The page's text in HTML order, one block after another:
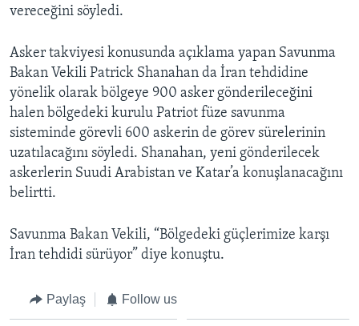
vereceğini söyledi.
Asker takviyesi konusunda açıklama yapan Savunma
Bakan Vekili Patrick Shanahan da İran tehdidine
yönelik olarak bölgeye 900 asker gönderileceğini
halen bölgedeki kurulu Patriot füze savunma
sisteminde görevli 600 askerin de görev sürelerinin
uzatılacağını söyledi. Shanahan, yeni gönderilecek
askerlerin Suudi Arabistan ve Katar’a konuşlanacağını
belirtti.
Savunma Bakan Vekili, “Bölgedeki güçlerimize karşı
İran tehdidi sürüyor” diye konuştu.
Paylaş Follow us